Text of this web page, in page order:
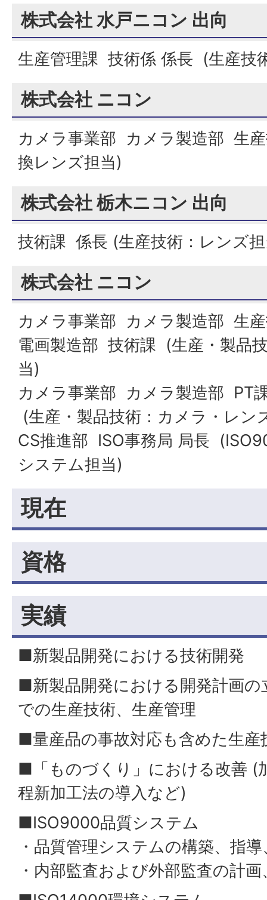
株式会社 水戸ニコン 出向
生産管理課 技術係 係長 (生産技
株式会社 ニコン
カメラ事業部 カメラ製造部 生
換レンズ担当)
株式会社 栃木ニコン 出向
技術課 係長 (生産技術：レンズ
株式会社 ニコン
カメラ事業部 カメラ製造部 生
電画製造部 技術課 (生産・製品
当)
カメラ事業部 カメラ製造部 PT
(生産・製品技術：カメラ・レン
CS推進部 ISO事務局 局長
システム担当)
現在
資格
実績
■新製品開発における技術開発
■新製品開発における開発計画の
での生産技術、生産管理
■量産品の事故対応も含めた生産
■「ものづくり」における改善 (
程新加工法の導入など)
■ISO9000品質システム
・品質管理システムの構築、指
・内部監査および外部監査の計画